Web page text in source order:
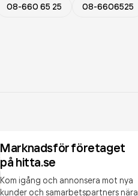
08-660 65 25 08-6606525
Marknadsför företaget
på hitta.se
Kom igång och annonsera mot nya
kunder och samarbetspartners nära